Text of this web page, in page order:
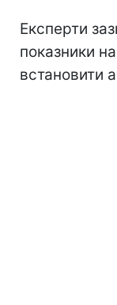
Експерти
показники
встановити